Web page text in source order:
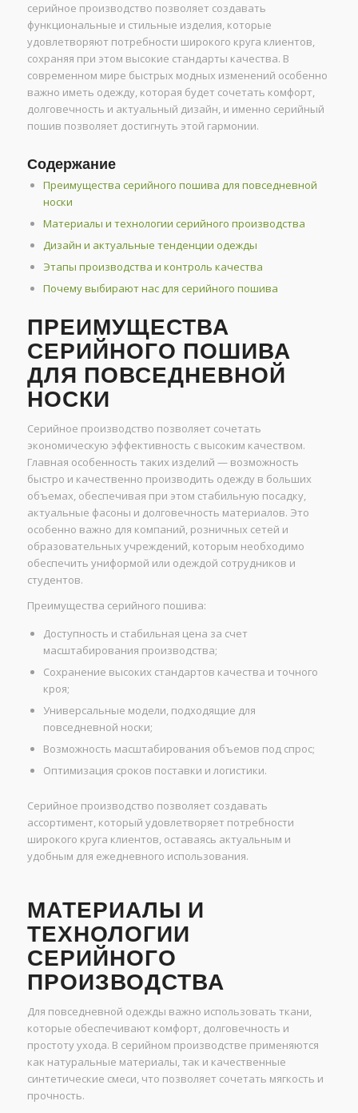
серийное производство позволяет создавать
функциональные и стильные изделия, которые
удовлетворяют потребности широкого круга клиентов,
сохраняя при этом высокие стандарты качества. В
современном мире быстрых модных изменений особенно
важно иметь одежду, которая будет сочетать комфорт,
долговечность и актуальный дизайн, и именно серийный
пошив позволяет достигнуть этой гармонии.
Содержание
Преимущества серийного пошива для повседневной
носки
Материалы и технологии серийного производства
Дизайн и актуальные тенденции одежды
Этапы производства и контроль качества
Почему выбирают нас для серийного пошива
ПРЕИМУЩЕСТВА
СЕРИЙНОГО ПОШИВА
ДЛЯ ПОВСЕДНЕВНОЙ
НОСКИ
Серийное производство позволяет сочетать
экономическую эффективность с высоким качеством.
Главная особенность таких изделий — возможность
быстро и качественно производить одежду в больших
объемах, обеспечивая при этом стабильную посадку,
актуальные фасоны и долговечность материалов. Это
особенно важно для компаний, розничных сетей и
образовательных учреждений, которым необходимо
обеспечить униформой или одеждой сотрудников и
студентов.
Преимущества серийного пошива:
Доступность и стабильная цена за счет
масштабирования производства;
Сохранение высоких стандартов качества и точного
кроя;
Универсальные модели, подходящие для
повседневной носки;
Возможность масштабирования объемов под спрос;
Оптимизация сроков поставки и логистики.
Серийное производство позволяет создавать
ассортимент, который удовлетворяет потребности
широкого круга клиентов, оставаясь актуальным и
удобным для ежедневного использования.
МАТЕРИАЛЫ И
ТЕХНОЛОГИИ
СЕРИЙНОГО
ПРОИЗВОДСТВА
Для повседневной одежды важно использовать ткани,
которые обеспечивают комфорт, долговечность и
простоту ухода. В серийном производстве применяются
как натуральные материалы, так и качественные
синтетические смеси, что позволяет сочетать мягкость и
прочность.